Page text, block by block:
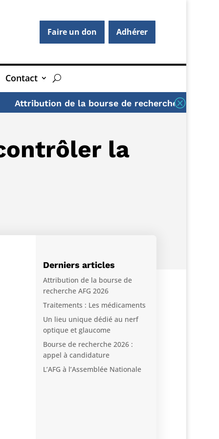
Faire un don Adhérer
Contact
de la bourse de recherche AFG 2026
Q
la
Derniers articles
Attribution de la bourse de
recherche AFG 2026
Traitements : Les médicaments
Un lieu unique dédié au nerf
optique et glaucome
Bourse de recherche 2026 :
appel à candidature
L’AFG à l’Assemblée Nationale